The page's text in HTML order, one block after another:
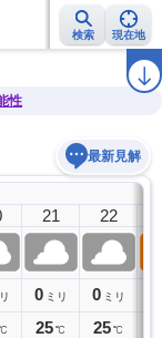
検索 現在地
ラ
性
最新見解
21
0 ミリ
25℃
22
0 ミリ
25℃